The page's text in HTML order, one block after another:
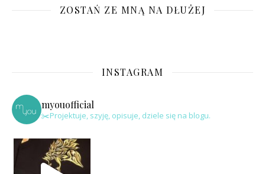
ZOSTAŃ ZE MNĄ NA DŁUŻEJ
INSTAGRAM
myouofficial
✂️Projektuje, szyję, opisuje, dziele się na blogu.